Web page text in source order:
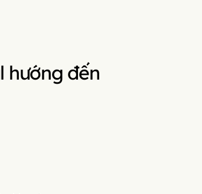
hướng đến